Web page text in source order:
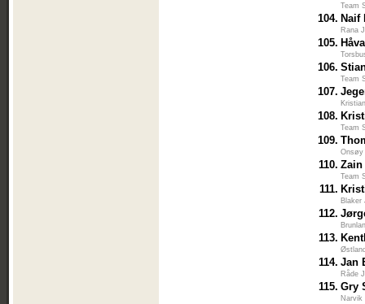
Team
104. Naif
Rana
105.
106.
Team
107.
108.
Team
109.
110. Zain
Team
111.
Blaker
112.
113.
114. Jan
Råde
115. Gry
Narvik